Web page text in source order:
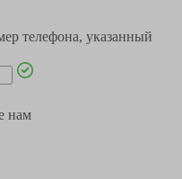
телефона, указанный
нам